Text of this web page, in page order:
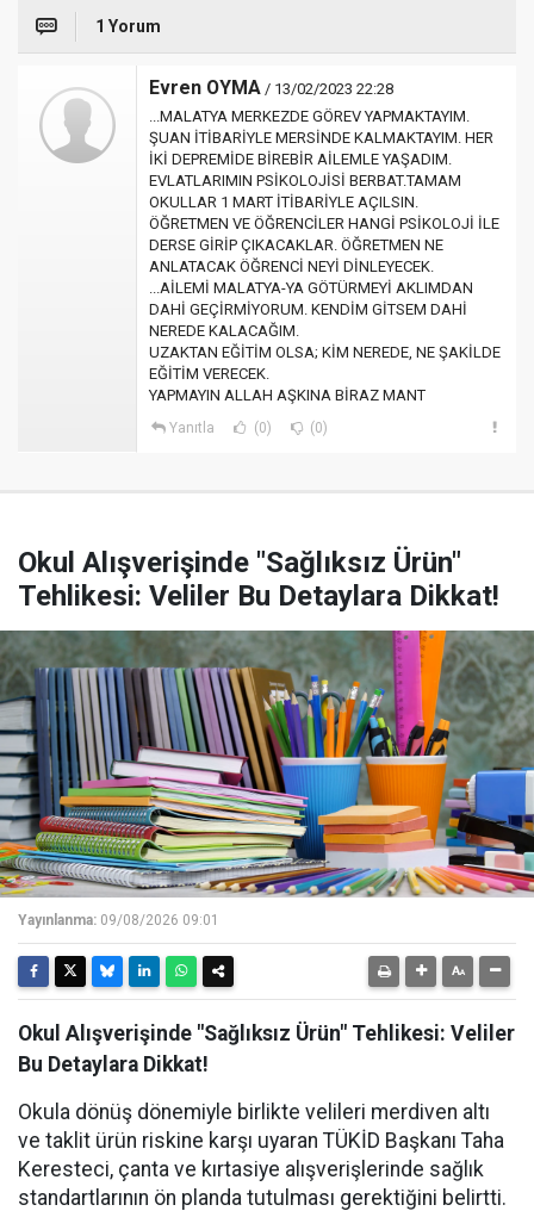
1 Yorum
Evren OYMA / 13/02/2023 22:28
...MALATYA MERKEZDE GÖREV YAPMAKTAYIM.
ŞUAN İTİBARİYLE MERSİNDE KALMAKTAYIM. HER
İKİ DEPREMİDE BİREBİR AİLEMLE YAŞADIM.
EVLATLARIMIN PSİKOLOJİSİ BERBAT.TAMAM
OKULLAR 1 MART İTİBARİYLE AÇILSIN.
ÖĞRETMEN VE ÖĞRENCİLER HANGİ PSİKOLOJİ İLE
DERSE GİRİP ÇIKACAKLAR. ÖĞRETMEN NE
ANLATACAK ÖĞRENCİ NEYİ DİNLEYECEK.
...AİLEMİ MALATYA-YA GÖTÜRMEYİ AKLIMDAN
DAHİ GEÇİRMİYORUM. KENDİM GİTSEM DAHİ
NEREDE KALACAĞIM.
UZAKTAN EĞİTİM OLSA; KİM NEREDE, NE ŞAKİLDE
EĞİTİM VERECEK.
YAPMAYIN ALLAH AŞKINA BİRAZ MANT
Yanıtla (0) (0)
Okul Alışverişinde "Sağlıksız Ürün"
Tehlikesi: Veliler Bu Detaylara Dikkat!
Yayınlanma: 09/08/2026 09:01
Okul Alışverişinde "Sağlıksız Ürün" Tehlikesi: Veliler
Bu Detaylara Dikkat!
Okula dönüş dönemiyle birlikte velileri merdiven altı
ve taklit ürün riskine karşı uyaran TÜKİD Başkanı Taha
Keresteci, çanta ve kırtasiye alışverişlerinde sağlık
standartlarının ön planda tutulması gerektiğini belirtti.